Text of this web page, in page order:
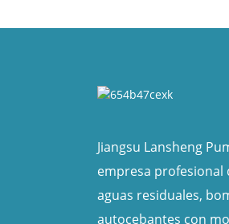
Jiangsu Lansheng
empresa profesional
aguas residuales,
autocebantes con